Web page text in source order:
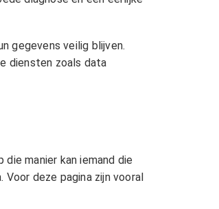
gegevens veilig blijven.
diensten zoals data
manier kan iemand die
deze pagina zijn vooral